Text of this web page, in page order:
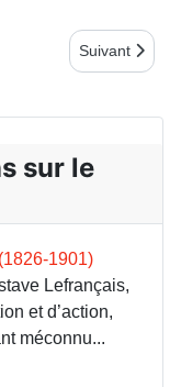
2007Article
Suivant
sur le
1901)
Lefrançais,
et d’action,
méconnu...